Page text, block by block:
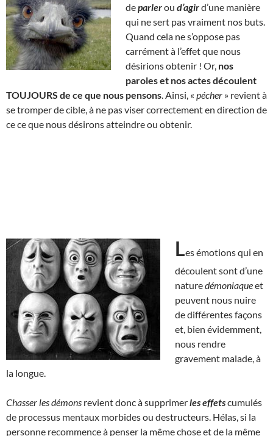
deparlerou d’agird’une manière
qui ne sert pas vraiment nos buts.
Quand cela ne s’oppose pas
carrément à l’effet que nous
désirions obtenir ! Or, nos
paroles et nos actes découlent
TOUJOURS de ce que nous pensons . Ainsi, « pécher » revient à
se tromper de cible, à ne pas viser correctement en direction de
ce ce que nous désirons atteindre ou obtenir.
Les émotions qui en
découlent sont d’une
naturedémoniaqueet
peuvent nous nuire
de différentes façons
et, bien évidemment,
nous rendre
gravement malade, à
la longue.
Chasser les démons revient donc à supprimerles effetscumulés
de processus mentaux morbides ou destructeurs. Hélas, si la
personne recommence à penser la même chose et de la même